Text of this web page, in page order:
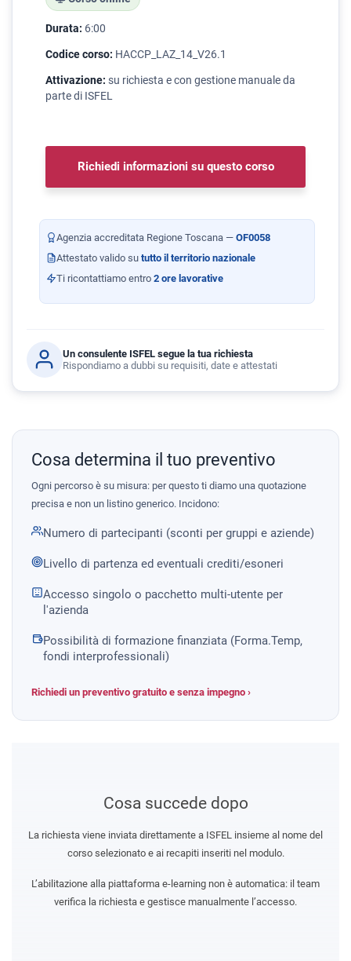
Durata: 6:00
Codice corso: HACCP_LAZ_14_V26.1
Attivazione: su richiesta e con gestione manuale da
parte di ISFEL
Richiedi informazioni su questo corso
Agenzia accreditata Regione Toscana — OF0058
Attestato valido su tutto il territorio nazionale
Ti ricontattiamo entro 2 ore lavorative
Un consulente ISFEL segue la tua richiesta
Rispondiamo a dubbi su requisiti, date e attestati
Cosa determina il tuo preventivo
Ogni percorso è su misura: per questo ti diamo una quotazione
precisa e non un listino generico. Incidono:
Numero di partecipanti (sconti per gruppi e aziende)
Livello di partenza ed eventuali crediti/esoneri
Accesso singolo o pacchetto multi-utente per
l'azienda
Possibilità di formazione finanziata (Forma.Temp,
fondi interprofessionali)
Richiedi un preventivo gratuito e senza impegno ›
Cosa succede dopo
La richiesta viene inviata direttamente a ISFEL insieme al nome del
corso selezionato e ai recapiti inseriti nel modulo.
L’abilitazione alla piattaforma e-learning non è automatica: il team
verifica la richiesta e gestisce manualmente l’accesso.